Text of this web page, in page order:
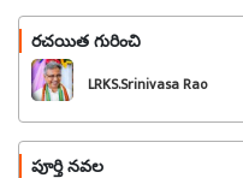
రచయిత గురించి
LRKS.Srinivasa Rao
పూర్తి నవల